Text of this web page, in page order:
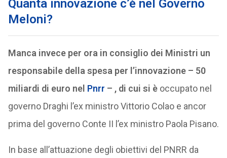
Quanta innovazione c’è nel Governo
Meloni?
Manca invece per ora in consiglio dei Ministri un
responsabile della spesa per l’innovazione – 50
miliardi di euro nel Pnrr – , di cui si èoccupato nel
governo Draghi l’ex ministro Vittorio Colao e ancor
prima del governo Conte II l’ex ministro Paola Pisano.
In base all’attuazione degli obiettivi del PNRR da